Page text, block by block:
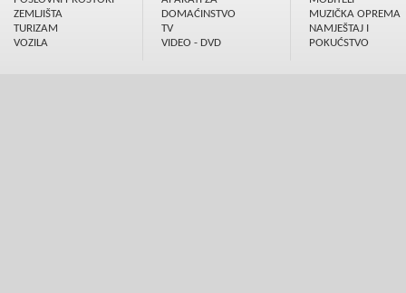
ZEMLJIŠTA
TURIZAM
VOZILA
DOMAĆINSTVO
TV
VIDEO - DVD
MUZIČKA OPREMA
NAMJEŠTAJ I
POKUĆSTVO